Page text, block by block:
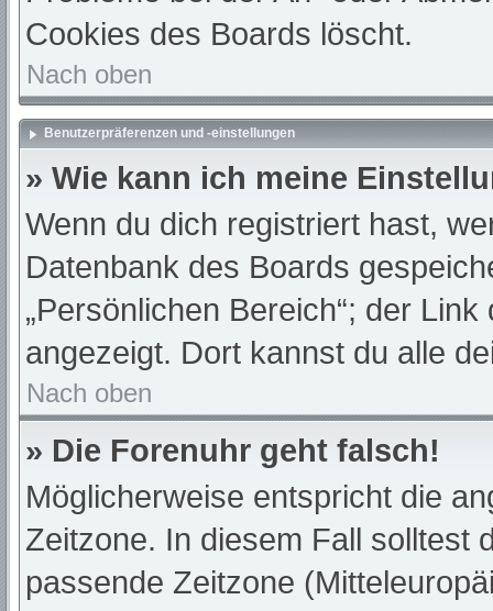
Cookies des Boards löscht.
Nach oben
Benutzerpräferenzen und -einstellungen
» Wie kann ich meine
Wenn du dich registriert hast,
Datenbank des Boards
„Persönlichen Bereich“; der
angezeigt. Dort kannst du alle
Nach oben
» Die Forenuhr geht falsch!
Möglicherweise entspricht die
Zeitzone. In diesem Fall solltest
passende Zeitzone